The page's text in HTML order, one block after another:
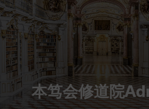
本笃会修道院